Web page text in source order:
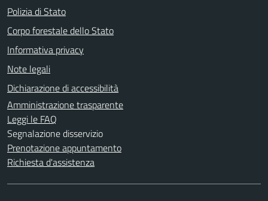
Polizia di Stato
Corpo forestale dello Stato
Informativa privacy
Note legali
Dichiarazione di accessibilità
Amministrazione trasparente
Leggi le FAQ
Segnalazione disservizio
Prenotazione appuntamento
Richiesta d'assistenza